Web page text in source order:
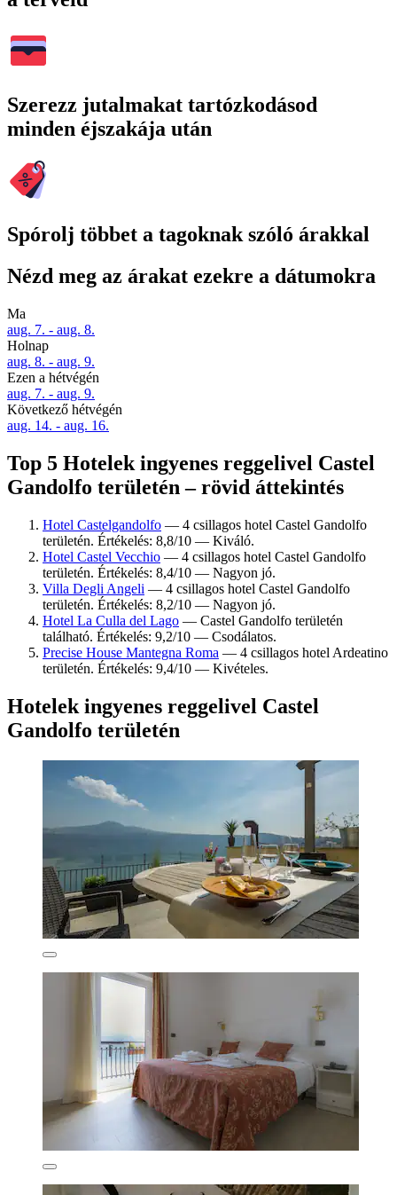
Szerezz jutalmakat tartózkodásod
minden éjszakája után
Spórolj többet a tagoknak szóló árakkal
Nézd meg az árakat ezekre a dátumokra
Ma
aug. 7. - aug. 8.
Holnap
aug. 8. - aug. 9.
Ezen a hétvégén
aug. 7. - aug. 9.
Következő hétvégén
aug. 14. - aug. 16.
Top 5 Hotelek ingyenes reggelivel Castel
Gandolfo területén – rövid áttekintés
Hotel Castelgandolfo — 4 csillagos hotel Castel Gandolfo
területén. Értékelés: 8,8/10 — Kiváló.
Hotel Castel Vecchio — 4 csillagos hotel Castel Gandolfo
területén. Értékelés: 8,4/10 — Nagyon jó.
Villa Degli Angeli — 4 csillagos hotel Castel Gandolfo
területén. Értékelés: 8,2/10 — Nagyon jó.
Hotel La Culla del Lago — Castel Gandolfo területén
található. Értékelés: 9,2/10 — Csodálatos.
Precise House Mantegna Roma — 4 csillagos hotel Ardeatino
területén. Értékelés: 9,4/10 — Kivételes.
Hotelek ingyenes reggelivel Castel
Gandolfo területén